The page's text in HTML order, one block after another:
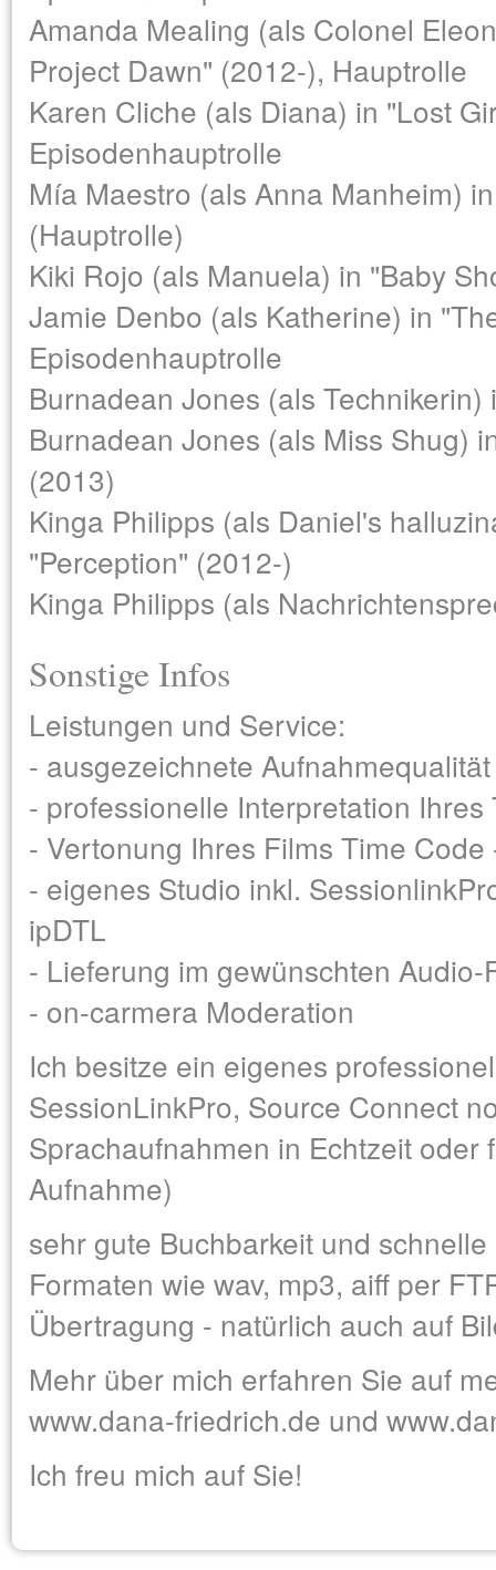
Amanda Mealing (als Colonel
Project Dawn" (2012-), Hauptrolle
Karen Cliche (als Diana) in "Lost
Episodenhauptrolle
Mía Maestro (als Anna Manheim)
(Hauptrolle)
Kiki Rojo (als Manuela) in "Baby
Jamie Denbo (als Katherine) in
Episodenhauptrolle
Burnadean Jones (als
Burnadean Jones (als Miss Shug)
(2013)
Kinga Philipps (als Daniel's
"Perception" (2012-)
Kinga Philipps (als
Sonstige Infos
Leistungen und Service:
- ausgezeichnete Aufnahmequalität
- professionelle Interpretation Ihres
- Vertonung Ihres Films Time Code
- eigenes Studio inkl.
ipDTL
- Lieferung im gewünschten Audio-
- on-carmera Moderation
Ich besitze ein eigenes
SessionLinkPro, Source Connect
Sprachaufnahmen in Echtzeit
Aufnahme)
sehr gute Buchbarkeit und
Formaten wie wav, mp3, aiff per
Übertragung - natürlich auch auf
Mehr über mich erfahren Sie auf
www.dana-friedrich.de und
Ich freu mich auf Sie!